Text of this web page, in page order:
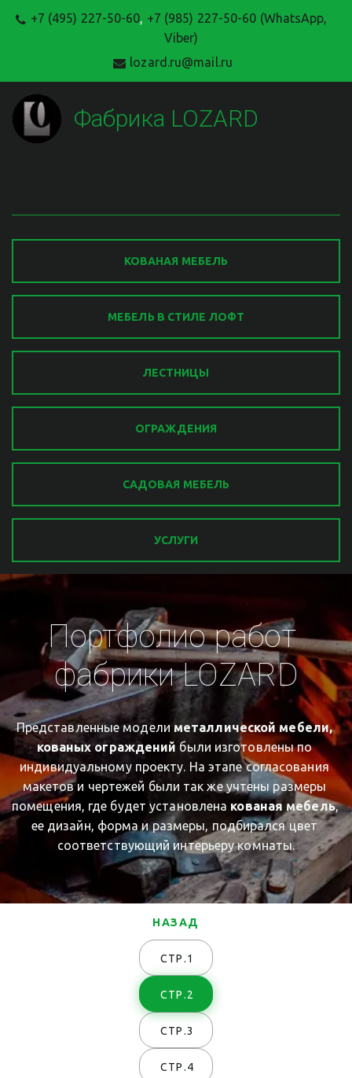
+7 (495) 227-50-60, +7 (985) 227-50-60 (WhatsApp,
Viber)
lozard.ru@mail.ru
Фабрика LOZARD
КОВАНАЯ МЕБЕЛЬ
МЕБЕЛЬ В СТИЛЕ ЛОФТ
ЛЕСТНИЦЫ
ОГРАЖДЕНИЯ
САДОВАЯ МЕБЕЛЬ
УСЛУГИ
Портфолио работ
фабрики LOZARD
Представленные модели металлической мебели,
кованых ограждений были изготовлены по
индивидуальному проекту. На этапе согласования
макетов и чертежей были так же учтены размеры
помещения, где будет установлена кованая мебель,
ее дизайн, форма и размеры, подбирался цвет
соответствующий интерьеру комнаты.
НАЗАД
СТР.1
СТР.2
СТР.3
СТР.4